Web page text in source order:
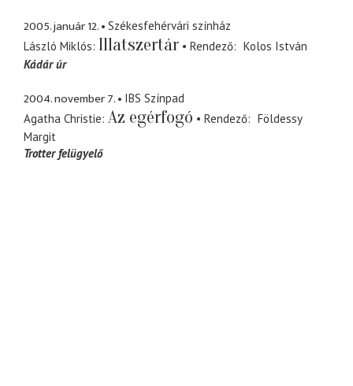
2005. január 12.
Székesfehérvári színház
László Miklós Illatszertár Rendező
Kolos István
Kádár úr
2004. november 7.
IBS Színpad
Agatha Christie Az egérfogó Rendező
Földessy
Margit
Trotter felügyelő